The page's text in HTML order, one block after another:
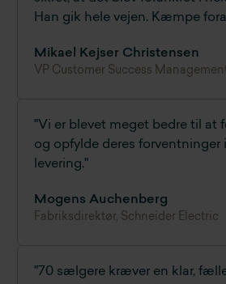
Han gik hele vejen. Kæmpe
Mikael Kejser Christensen
VP Customer Success
"Vi er blevet meget bedre til at
og opfylde deres forventninger
levering."
Mogens Auchenberg
Fabriksdirektør, Schneider Electric
"70 sælgere kræver en klar,